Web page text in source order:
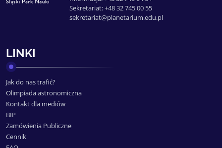
Sekretariat: +48 32 745 00 55
sekretariat@planetarium.edu.pl
LINKI
Jak do nas trafić?
Olimpiada astronomiczna
Kontakt dla mediów
BIP
Zamówienia Publiczne
Cennik